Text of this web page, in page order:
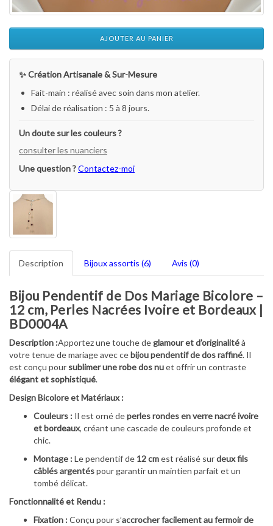
AJOUTER AU PANIER
✨ Création Artisanale & Sur-Mesure
Fait-main : réalisé avec soin dans mon atelier.
Délai de réalisation : 5 à 8 jours.
Un doute sur les couleurs ?
consulter les nuanciers
Une question ?Contactez-moi
Description Bijoux assortis (6) Avis (0)
Bijou Pendentif de Dos Mariage Bicolore –
12 cm, Perles Nacrées Ivoire et Bordeaux |
BD0004A
Description :Apportez une touche deglamour et d’originalitéà
votre tenue de mariage avec cebijou pendentif de dos raffiné. Il
est conçu pour sublimer une robe dos nuet offrir un contraste
élégant et sophistiqué.
Design Bicolore et Matériaux :
Couleurs : Il est orné deperles rondes en verre nacré ivoire
et bordeaux, créant une cascade de couleurs profonde et
chic.
Montage :Le pendentif de 12 cmest réalisé surdeux fils
câblés argentéspour garantir un maintien parfait et un
tombé délicat.
Fonctionnalité et Rendu :
Fixation :Conçu pour s’accrocher facilement au fermoir de